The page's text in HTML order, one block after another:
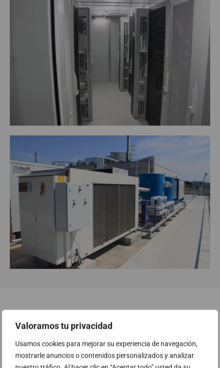
Valoramos tu privacidad
Usamos cookies para mejorar su experiencia de navegación,
mostrarle anuncios o contenidos personalizados y analizar
Recogió el premio Josep María Plademunt, Jefe del
Departamento de Sistemas de Información de Agrupació. David
Albalate, Responsable de negocio del área Data Center en ABAST,
fue también protagonista al hacer entrega de otro de los premios